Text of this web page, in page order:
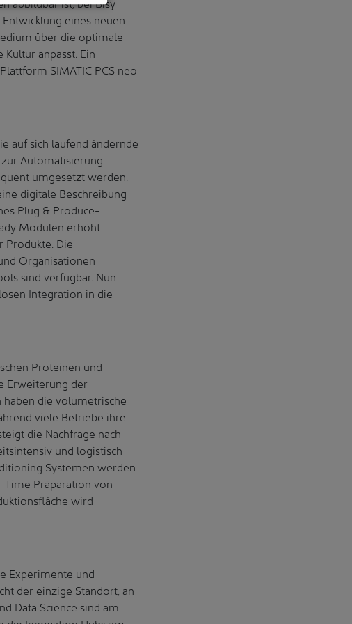
eines neuen
über die optimale
anpasst. Ein
SIMATIC PCS neo
auf sich laufend ändernde
Automatisierung
umgesetzt werden.
digitale Beschreibung
Plug & Produce-
Modulen erhöht
Produkte. Die
Organisationen
sind verfügbar. Nun
Integration in die
Proteinen und
Erweiterung der
haben die volumetrische
viele Betriebe ihre
die Nachfrage nach
und logistisch
Systemen werden
Time Präparation von
wird
Experimente und
der einzige Standort, an
Data Science sind am